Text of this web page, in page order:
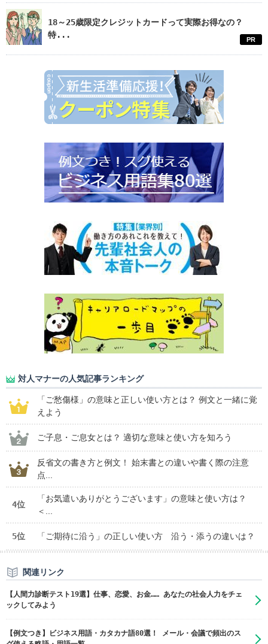
18～25歳限定クレジットカードって実際お得なの？
特...
PR
対人マナーの人気記事ランキング
「ご愁傷様」の意味と正しい使い方とは？ 例文と一緒に覚
えよう
ご子息・ご息女とは？ 適切な意味と使い方を知ろう
反省文の書き方と例文！ 始末書との違いや書く際の注意
点...
4位
「お気遣いありがとうございます」の意味と使い方は？
＜...
5位 「ご期待に沿う」の正しい使い方 沿う・添うの違いは？
関連リンク
【人間力診断テスト19選】仕事、恋愛、お金…… あなたの社会人力をチェ
ックしてみよう
【例文つき】ビジネス用語・カタカナ語80選！ メール・会議で頻出のス